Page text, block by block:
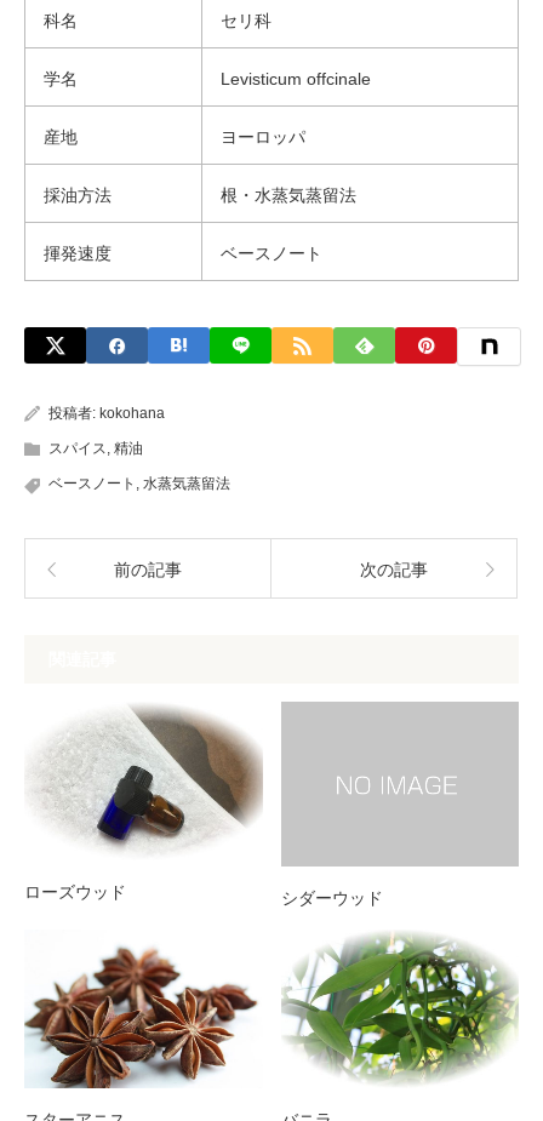
科名 セリ科
学名 Levisticum offcinale
産地 ヨーロッパ
採油方法 根・水蒸気蒸留法
揮発速度 ベースノート
投稿者: kokohana
スパイス, 精油
ベースノート , 水蒸気蒸留法
前の記事 次の記事
ローズウッド シダーウッド